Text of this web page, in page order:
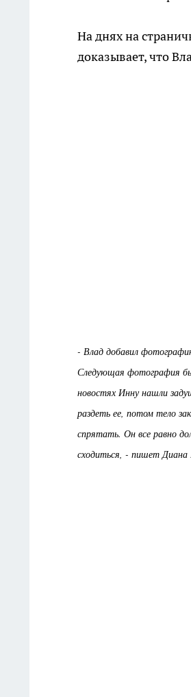
На днях на
доказывает, что
- Влад добавил
Следующая фотография
новостях Инну нашли
раздеть ее, потом тело
спрятать. Он все равно
сходиться, - пишет Диана